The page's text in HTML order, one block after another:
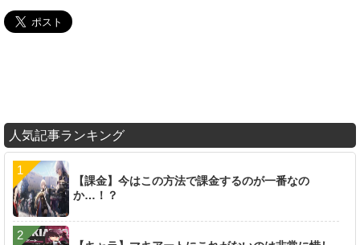
人気記事ランキング
【課金】今はこの方法で課金するのが一番なの
か…！？